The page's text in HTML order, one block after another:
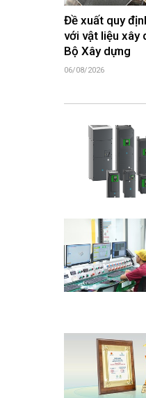
Đề xuất quy
với vật liệu xây
Bộ Xây dựng
06/08/2026